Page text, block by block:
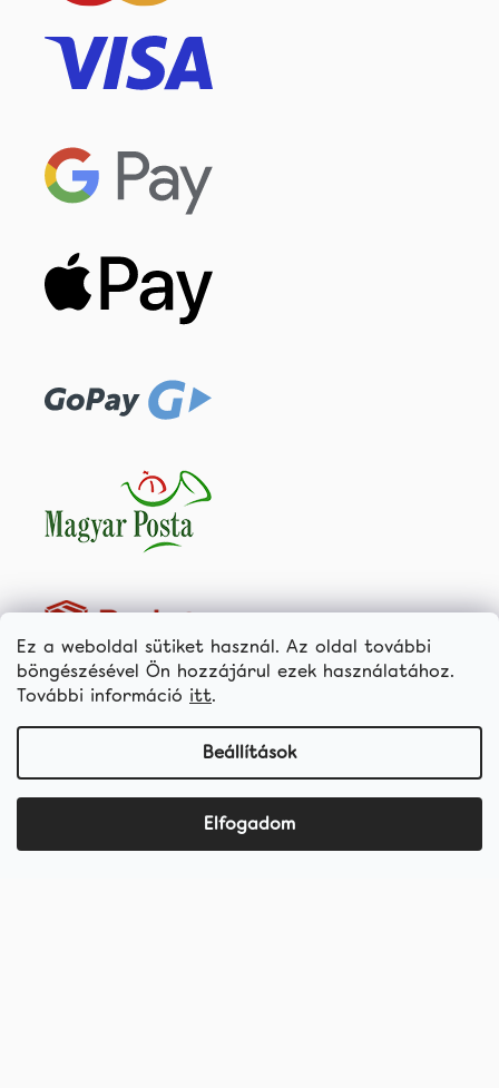
Ez a weboldal sütiket használ. Az oldal további
böngészésével Ön hozzájárul ezek használatához.
További információ itt.
Beállítások
Elfogadom
Fogfehérítő termékek
Kedvezményes csomagok
Fogkefék